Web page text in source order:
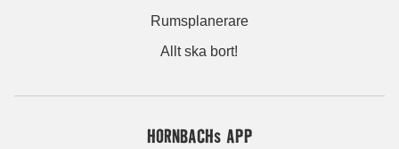
Rumsplanerare
Allt ska bort!
HORNBACHs APP